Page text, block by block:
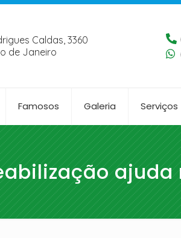
Caldas, 3360
de Janeiro
Famosos Galeria Serviços
ajuda